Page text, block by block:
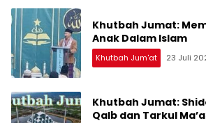
Khutbah Jumat:
Anak Dalam Islam
Khutbah Jum'at 23 Juli
Khutbah Jumat:
Qalb dan Tarkul